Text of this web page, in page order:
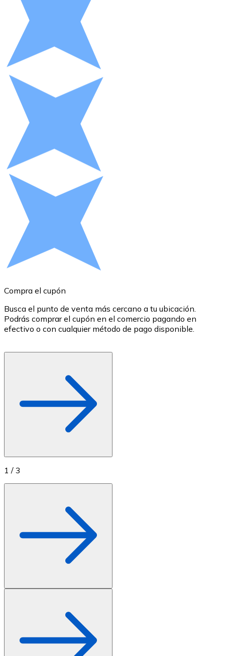
XRP
Efectivo
Compra criptomonedas con efectivo en tu tienda más
Comprar con efectivo
Añade fondos a tu cuenta Bitnovo o realiza compras
Comprar con Transferencia
Tarjeta de crédito / débito
Utiliza tarjetas Visa y Mastercard para comprar
Comprar con tarjeta
Compra tarjetas regalo de tus marcas favoritas con
Compra el cupón
Busca el punto de venta más cercano a tu ubicación.
Podrás comprar el cupón en el comercio pagando en
efectivo o con cualquier método de pago disponible.
1 / 3